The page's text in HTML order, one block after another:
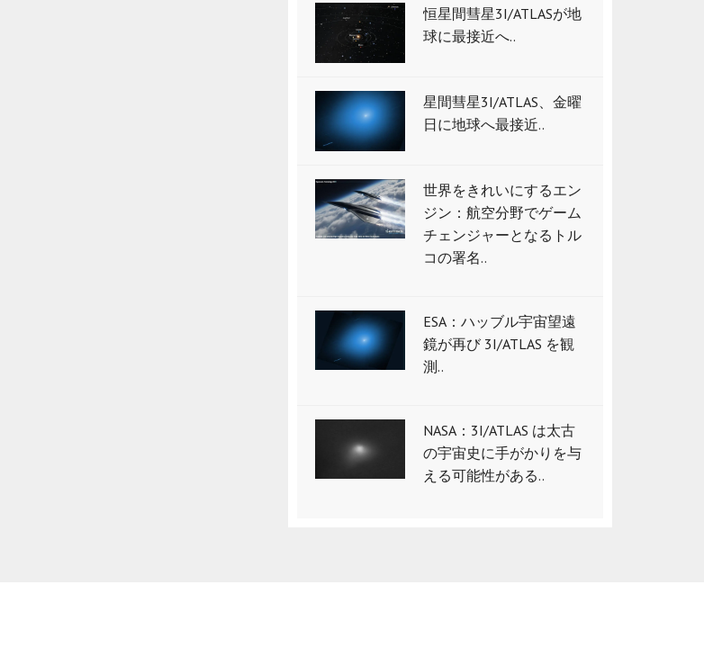
恒星間彗星3I/ATLASが地
球に最接近へ..
星間彗星3I/ATLAS、金曜
日に地球へ最接近..
世界をきれいにするエン
ジン：航空分野でゲーム
チェンジャーとなるトル
コの署名..
ESA：ハッブル宇宙望遠
鏡が再び 3I/ATLAS を観
測..
NASA：3I/ATLAS は太古
の宇宙史に手がかりを与
える可能性がある..